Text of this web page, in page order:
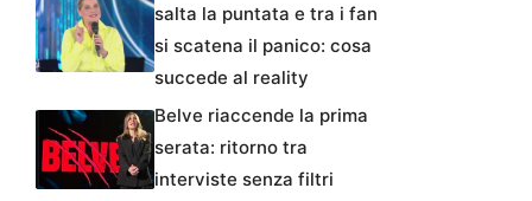
salta la puntata e tra i fan
si scatena il panico: cosa
succede al reality
Belve riaccende la prima
serata: ritorno tra
interviste senza filtri